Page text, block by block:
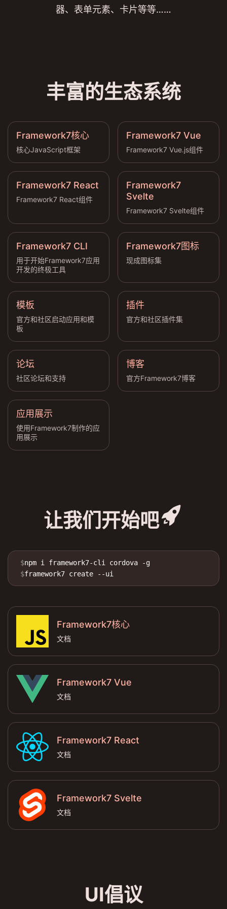
器、表单元素、卡片等等……
丰富的生态系统
Framework7核心
核心JavaScript框架
Framework7 Vue
Framework7 Vue.js组件
Framework7 React
Framework7 React组件
Framework7
Svelte
Framework7 Svelte组件
Framework7 CLI
用于开始Framework7应用
开发的终极工具
Framework7图标
现成图标集
模板
官方和社区启动应用和模
板
插件
官方和社区插件集
论坛
社区论坛和支持
博客
官方Framework7博客
应用展示
使用Framework7制作的应
用展示
让我们开始吧rocket_fill
$npm i framework7-cli cordova -g
$framework7 create --ui
Framework7核心
文档
Framework7 Vue
文档
Framework7 React
文档
Framework7 Svelte
文档
UI倡议